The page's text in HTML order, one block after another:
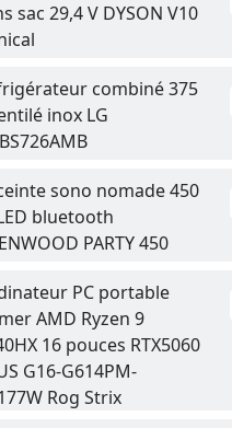
sac 29,4 V DYSON V10
combiné 375
inox LG
sono nomade 450
bluetooth
PARTY 450
PC portable
AMD Ryzen 9
16 pouces RTX5060
G16-G614PM-
Rog Strix